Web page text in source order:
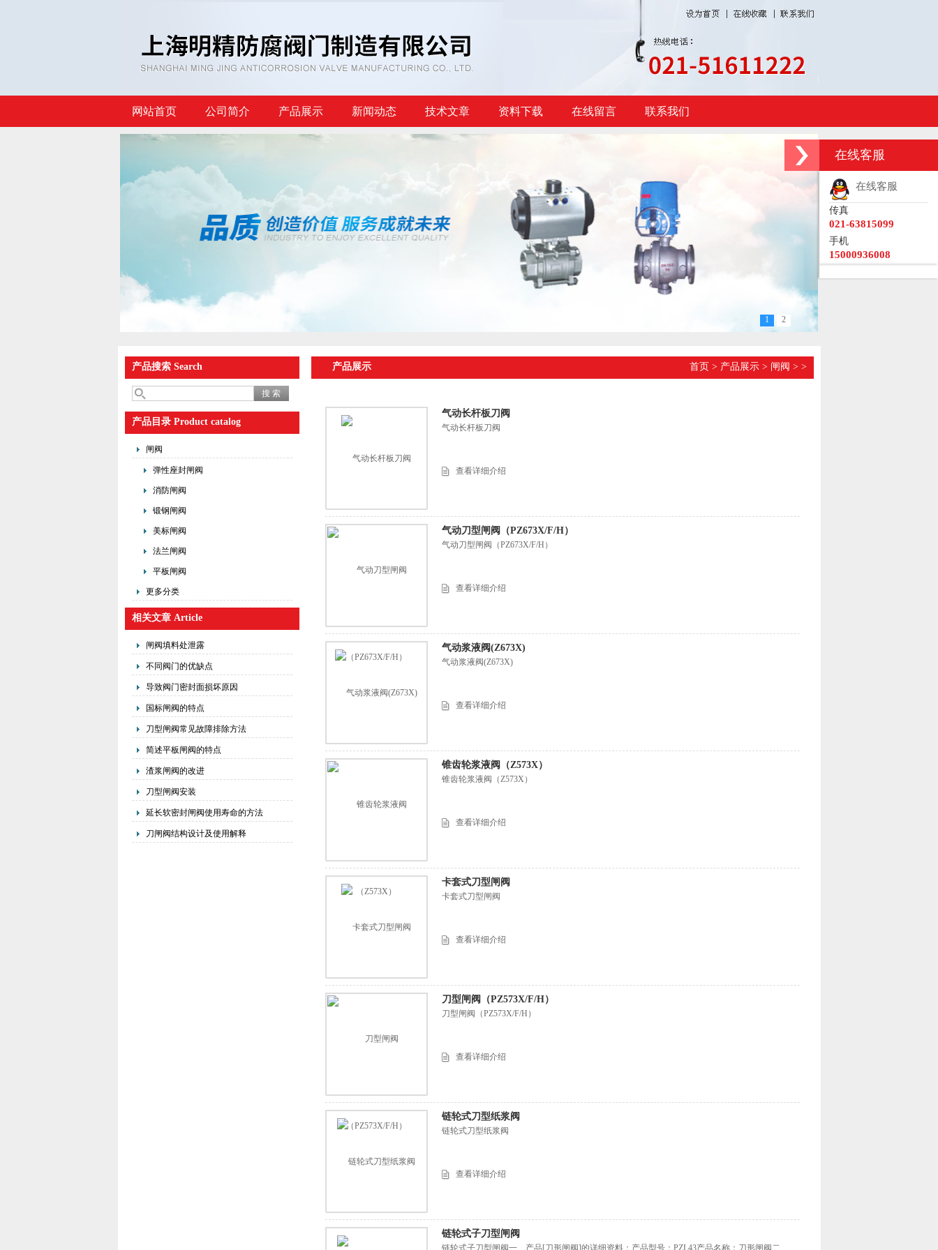
网站首页 公司简介 产品展示 新闻动态 技术文章 资料下载 在线留言 联系我们
1 2
产品搜索 Search
产品目录 Product catalog
闸阀
弹性座封闸阀
消防闸阀
锻钢闸阀
美标闸阀
法兰闸阀
平板闸阀
更多分类
相关文章 Article
闸阀填料处泄露
不同阀门的优缺点
导致阀门密封面损坏原因
国标闸阀的特点
刀型闸阀常见故障排除方法
简述平板闸阀的特点
渣浆闸阀的改进
刀型闸阀安装
延长软密封闸阀使用寿命的方法
刀闸阀结构设计及使用解释
产品展示 首页 > 产品展示> 闸阀 > >
气动长杆板刀阀
气动长杆板刀阀
查看详细介绍
气动刀型闸阀（PZ673X/F/H）
气动刀型闸阀（PZ673X/F/H）
查看详细介绍
气动浆液阀(Z673X)
气动浆液阀(Z673X)
查看详细介绍
锥齿轮浆液阀（Z573X）
锥齿轮浆液阀（Z573X）
查看详细介绍
卡套式刀型闸阀
卡套式刀型闸阀
查看详细介绍
刀型闸阀（PZ573X/F/H）
刀型闸阀（PZ573X/F/H）
查看详细介绍
链轮式刀型纸浆阀
链轮式刀型纸浆阀
查看详细介绍
链轮式子刀型闸阀
链轮式子刀型闸阀一、产品[刀形闸阀]的详细资料：产品型号：PZL43产品名称：刀形闸阀二、
在线客服
在线客服
传真
021-63815099
手机
15000936008